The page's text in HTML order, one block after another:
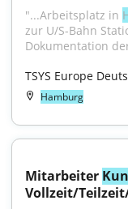
"...Arbeitsplatz in
zur U/S-Bahn
Dokumentation
TSYS Europe
Hamburg
Mitarbeiter
Vollzeit/